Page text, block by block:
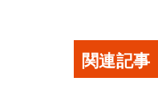
関連記事